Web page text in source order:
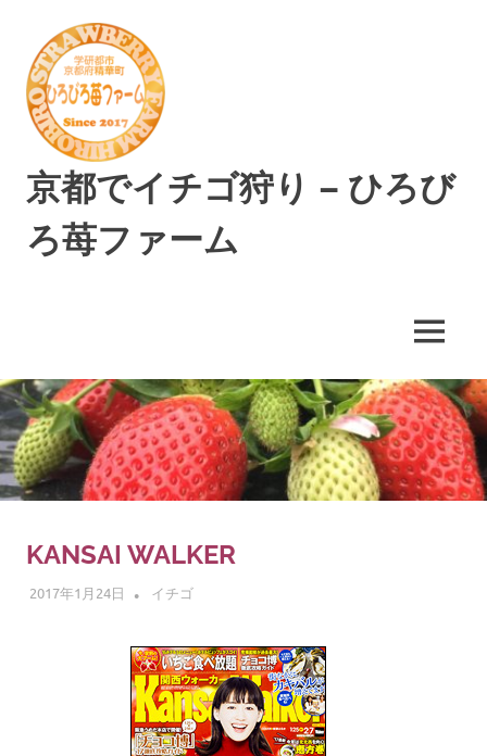
京都でイチゴ狩り – ひろび
ろ苺ファーム
味
し
い
イ
チ
ゴ
み
体
験
MENU
KANSAI WALKER
2017年1月24日 ADMIN
イチゴ